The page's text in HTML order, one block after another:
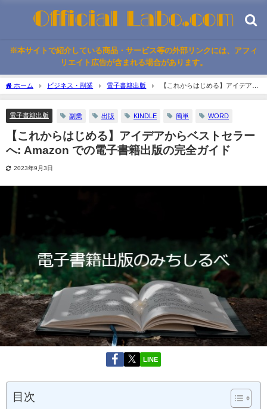
※本サイトで紹介している商品・サービス等の外部リンクには、アフィ
リエイト広告が含まれる場合があります。
ホーム ビジネス・副業 電子書籍出版
【これからはじめる】アイデアか
らベストセラーへ: Amazon での電子書籍出版の完全ガイド
電子書籍出版 副業 出版 KINDLE 簡単 WORD
【これからはじめる】アイデアからベストセラー
へ: Amazon での電子書籍出版の完全ガイド
2023年9月3日
LINE
目次